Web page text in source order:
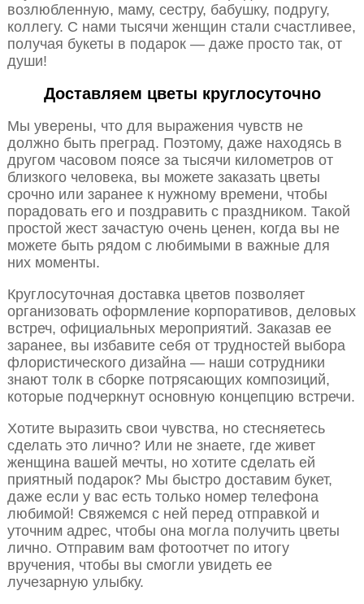
возлюбленную, маму, сестру, бабушку, подругу,
коллегу. С нами тысячи женщин стали счастливее,
получая букеты в подарок — даже просто так, от
души!
Доставляем цветы круглосуточно
Мы уверены, что для выражения чувств не
должно быть преград. Поэтому, даже находясь в
другом часовом поясе за тысячи километров от
близкого человека, вы можете заказать цветы
срочно или заранее к нужному времени, чтобы
порадовать его и поздравить с праздником. Такой
простой жест зачастую очень ценен, когда вы не
можете быть рядом с любимыми в важные для
них моменты.
Круглосуточная доставка цветов позволяет
организовать оформление корпоративов, деловых
встреч, официальных мероприятий. Заказав ее
заранее, вы избавите себя от трудностей выбора
флористического дизайна — наши сотрудники
знают толк в сборке потрясающих композиций,
которые подчеркнут основную концепцию встречи.
Хотите выразить свои чувства, но стесняетесь
сделать это лично? Или не знаете, где живет
женщина вашей мечты, но хотите сделать ей
приятный подарок? Мы быстро доставим букет,
даже если у вас есть только номер телефона
любимой! Свяжемся с ней перед отправкой и
уточним адрес, чтобы она могла получить цветы
лично. Отправим вам фотоотчет по итогу
вручения, чтобы вы смогли увидеть ее
лучезарную улыбку.